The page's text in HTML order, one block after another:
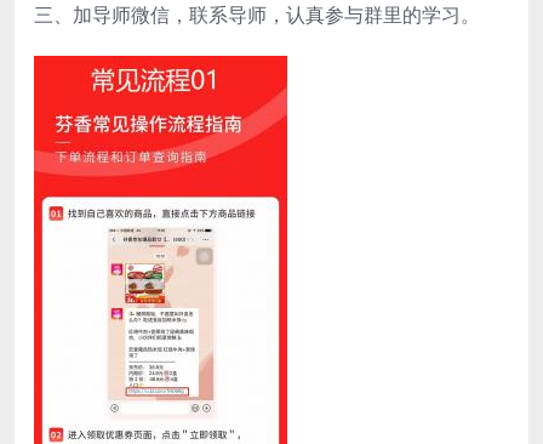
三、加导师微信，联系导师，认真参与群里的学习。